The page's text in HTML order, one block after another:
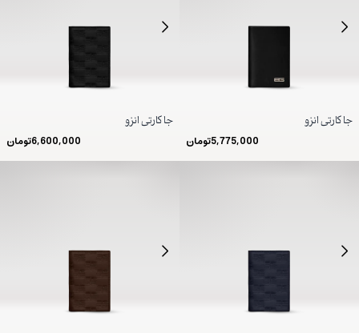
جا کارتی انزو
5,775,000تومان
جا کارتی انزو
6,600,000تومان